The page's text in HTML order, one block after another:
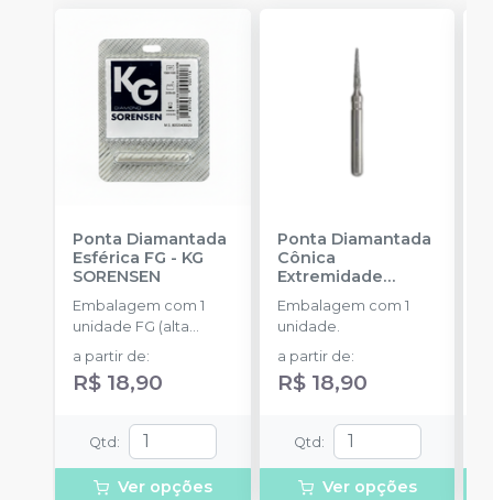
Ponta Diamantada
Esférica FG - KG
SORENSEN
Embalagem com 1
unidade FG (alta
rotação).
a partir de:
R$ 18,90
Qtd:
Ver opções
Ponta Diamantada
Cônica
Extremidade
Arredondada FG
KG SORENSEN
Embalagem com 1
unidade.
a partir de:
R$ 18,90
Qtd:
Ver opções